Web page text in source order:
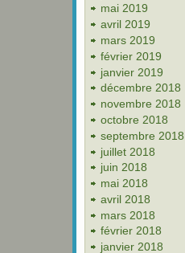
mai 2019
avril 2019
mars 2019
février 2019
janvier 2019
décembre 2018
novembre 2018
octobre 2018
septembre 2018
juillet 2018
juin 2018
mai 2018
avril 2018
mars 2018
février 2018
janvier 2018